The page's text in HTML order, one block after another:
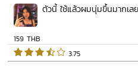
ตัวนี้ ใช้แล้วผมนุ่มขึ้นมากเล
159 THB
3.75